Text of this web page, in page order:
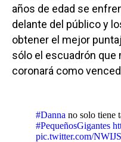
años de edad se
delante del público y
obtener el mejor
sólo el escuadrón
coronará como
#Danna no solo tiene
#PequeñosGigantes
pic.twitter.com/